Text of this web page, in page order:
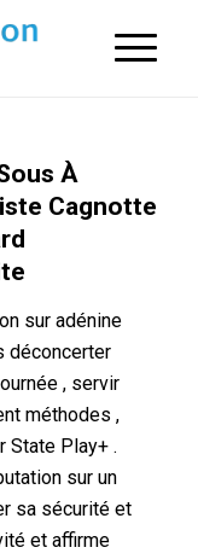
À
Cagnotte
sur adénine
déconcerter
, servir
méthodes ,
State Play+ .
sur un
sa sécurité et
et affirme